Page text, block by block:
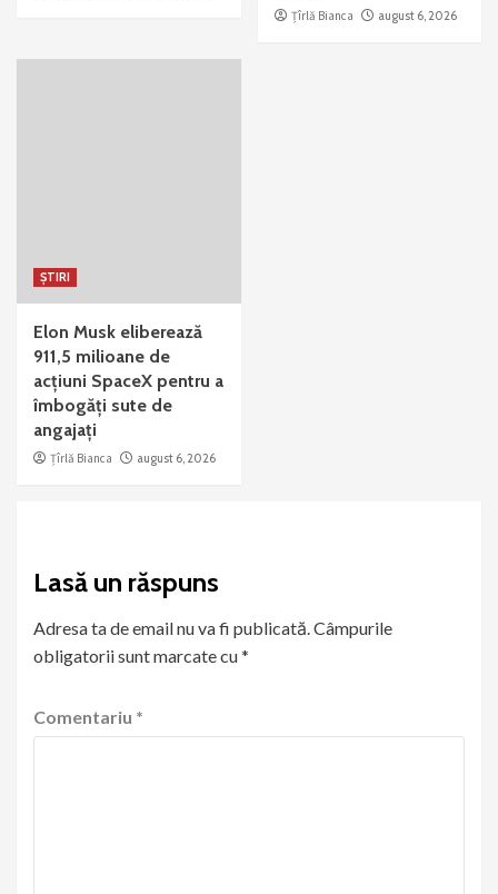
Țîrlă Bianca august 6, 2026
ȘTIRI
Elon Musk eliberează
911,5 milioane de
acțiuni SpaceX pentru a
îmbogăți sute de
angajați
Țîrlă Bianca august 6, 2026
Lasă un răspuns
Adresa ta de email nu va fi publicată.Câmpurile
obligatorii sunt marcate cu*
Comentariu *